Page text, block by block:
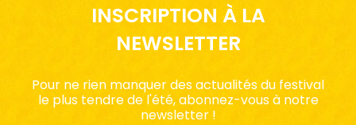
INSCRIPTION À LA
NEWSLETTER
Pour ne rien manquer des actualités du festival
le plus tendre de l'été, abonnez-vous à notre
newsletter !